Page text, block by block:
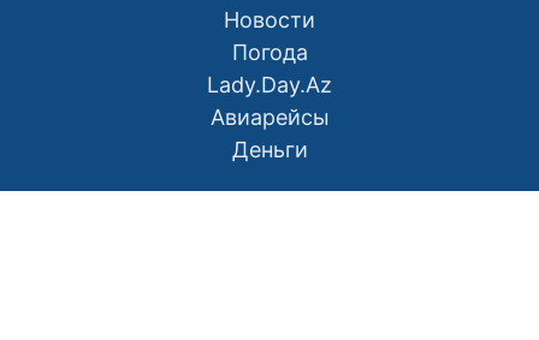
Новости
Погода
Lady.Day.Az
Авиарейсы
Деньги